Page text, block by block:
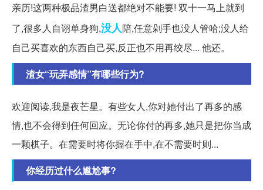
亲历!这两种极品渣男白送都绝对不能要! 双十一马上就到
了,很多人自诩单身狗,没人陪,任意剁手也没人管哈;没人给
自己买喜欢的东西自己买,反正也不用再绞尽... 他还。
渣女“玩弄感情”有哪些行为?
欢迎阅读,我是夜芒星。有些女人,你对她付出了再多的感
情,也不会得到任何回应。无论你付的再多,她只是把你当成
一颗棋子。在需要时将你握在手中,在不需要时则...
你经历过什么尴尬事?